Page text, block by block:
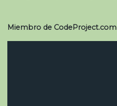
Miembro de CodeProject.com